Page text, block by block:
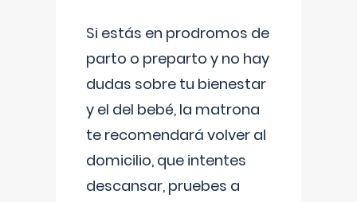
Si estás en prodromos de
parto o preparto y no hay
dudas sobre tu bienestar
y el del bebé, la matrona
te recomendará volver al
domicilio, que intentes
descansar, pruebes a